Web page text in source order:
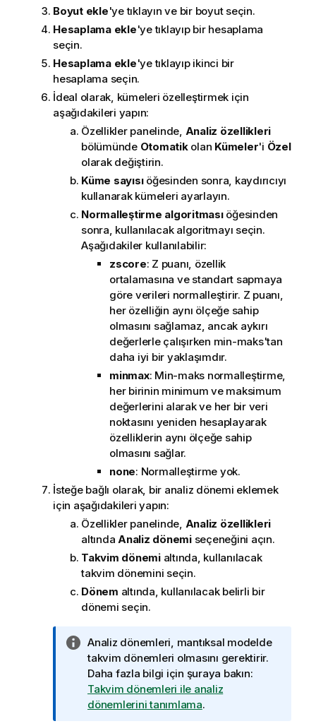
Boyut ekle'ye tıklayın ve bir boyut seçin.
Hesaplama ekle'ye tıklayıp bir hesaplama
seçin.
Hesaplama ekle'ye tıklayıp ikinci bir
hesaplama seçin.
İdeal olarak, kümeleri özelleştirmek için
aşağıdakileri yapın:
Özellikler panelinde, Analiz özellikleri
bölümünde Otomatikolan Kümeler'i Özel
olarak değiştirin.
Küme sayısıöğesinden sonra, kaydırıcıyı
kullanarak kümeleri ayarlayın.
Normalleştirme algoritmasıöğesinden
sonra, kullanılacak algoritmayı seçin.
Aşağıdakiler kullanılabilir:
zscore: Z puanı, özellik
ortalamasına ve standart sapmaya
göre verileri normalleştirir. Z puanı,
her özelliğin aynı ölçeğe sahip
olmasını sağlamaz, ancak aykırı
değerlerle çalışırken min-maks'tan
daha iyi bir yaklaşımdır.
minmax: Min-maks normalleştirme,
her birinin minimum ve maksimum
değerlerini alarak ve her bir veri
noktasını yeniden hesaplayarak
özelliklerin aynı ölçeğe sahip
olmasını sağlar.
none: Normalleştirme yok.
İsteğe bağlı olarak, bir analiz dönemi eklemek
için aşağıdakileri yapın:
Özellikler panelinde, Analiz özellikleri
altında Analiz dönemiseçeneğini açın.
Takvim dönemialtında, kullanılacak
takvim dönemini seçin.
Dönem altında, kullanılacak belirli bir
dönemi seçin.
B
i
l
g
i
Analiz dönemleri, mantıksal modelde
takvim dönemleri olmasını gerektirir.
Daha fazla bilgi için şuraya bakın:
Takvim dönemleri ile analiz
dönemlerini tanımlama.